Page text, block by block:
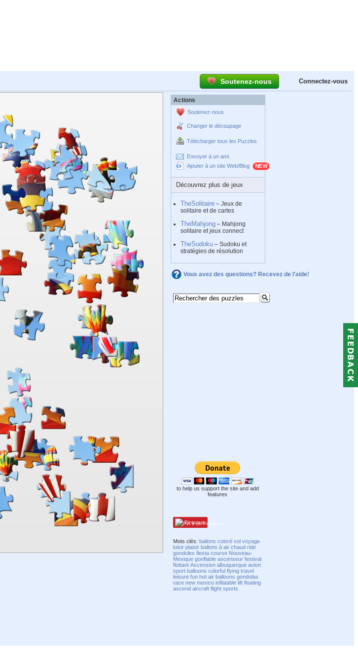
Soutenez-nous Connectez-vous
Actions
Soutenez-nous
Changer le découpage
Télécharger tous les Puzzles
Envoyer à un ami
Ajouter à un site Web/Blog
Découvrez plus de jeux
TheSolitaire – Jeux de
solitaire et de cartes
TheMahjong – Mahjong
solitaire et jeux connect
TheSudoku – Sudoku et
stratégies de résolution
Vous avez des questions? Recevez de l'aide!
to help us support the site and add
features
Pinterest
Mots clés:ballons coloré vol voyage
loisir plaisir ballons à air chaud ride
gondoles fiesta course Nouveau-
Mexique gonflable ascenseur festival
flottant Ascension albuquerque avion
sport balloons colorful flying travel
leisure fun hot air balloons gondolas
race new mexico inflatable lift floating
ascend aircraft flight sports